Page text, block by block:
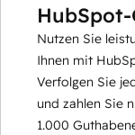
Nutzen Sie
Ihnen mit
Verfolgen Sie
und zahlen Sie
1.000